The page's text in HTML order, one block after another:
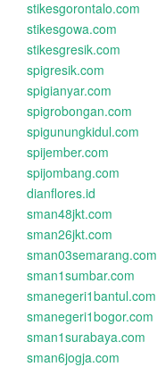
stikesgorontalo.com
stikesgowa.com
stikesgresik.com
spigresik.com
spigianyar.com
spigrobongan.com
spigunungkidul.com
spijember.com
spijombang.com
dianflores.id
sman48jkt.com
sman26jkt.com
sman03semarang.com
sman1sumbar.com
smanegeri1bantul.com
smanegeri1bogor.com
sman1surabaya.com
sman6jogja.com